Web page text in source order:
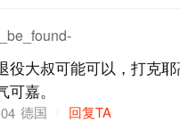
役大叔可能可以，打克耶
嘉。
德国 回复TA